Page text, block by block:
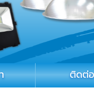
ติดต่อ